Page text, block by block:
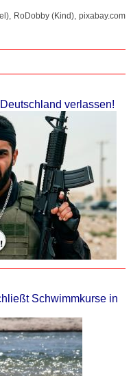
RoDobby (Kind), pixabay.com
verlassen!
Schwimmkurse in